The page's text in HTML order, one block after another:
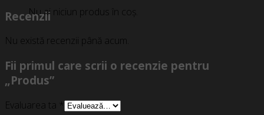
Nu ai niciun produs în coș.
Recenzii
Nu există recenzii până acum.
Fii primul care scrii o recenzie pentru
„Produs”
Evaluarea ta *